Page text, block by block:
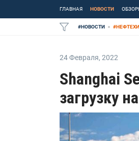
ГЛАВНАЯ НОВОСТИ
#НОВОСТИ #
24 Февраля, 2022
Shanghai
загрузку